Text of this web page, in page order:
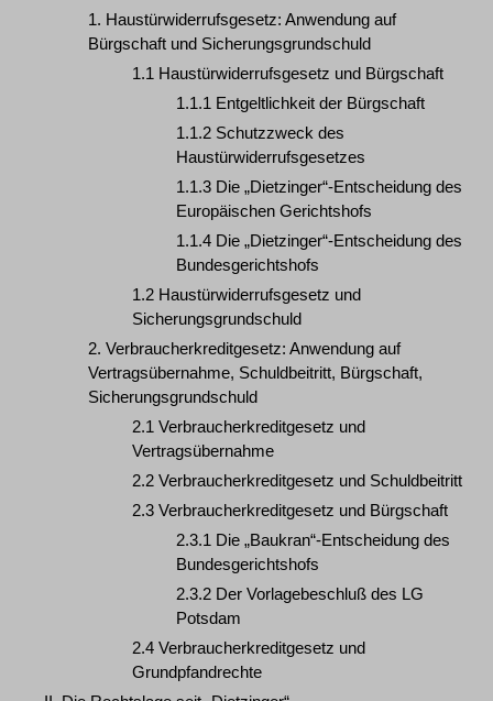
1. Haustürwiderrufsgesetz: Anwendung auf
Bürgschaft und Sicherungsgrundschuld
1.1 Haustürwiderrufsgesetz und Bürgschaft
1.1.1 Entgeltlichkeit der Bürgschaft
1.1.2 Schutzzweck des
Haustürwiderrufsgesetzes
1.1.3 Die „Dietzinger“-Entscheidung des
Europäischen Gerichtshofs
1.1.4 Die „Dietzinger“-Entscheidung des
Bundesgerichtshofs
1.2 Haustürwiderrufsgesetz und
Sicherungsgrundschuld
2. Verbraucherkreditgesetz: Anwendung auf
Vertragsübernahme, Schuldbeitritt, Bürgschaft,
Sicherungsgrundschuld
2.1 Verbraucherkreditgesetz und
Vertragsübernahme
2.2 Verbraucherkreditgesetz und Schuldbeitritt
2.3 Verbraucherkreditgesetz und Bürgschaft
2.3.1 Die „Baukran“-Entscheidung des
Bundesgerichtshofs
2.3.2 Der Vorlagebeschluß des LG
Potsdam
2.4 Verbraucherkreditgesetz und
Grundpfandrechte